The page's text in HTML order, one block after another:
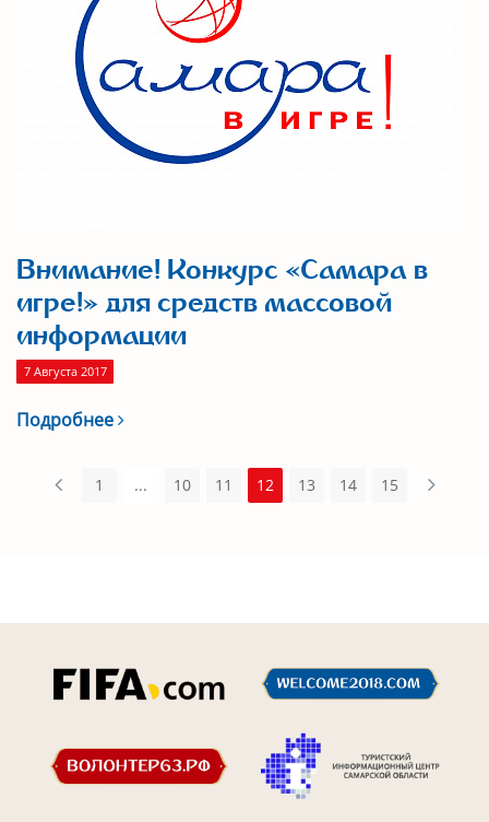
Внимание! Конкурс «Самара в
игре!» для средств массовой
информации
7 Августа 2017
Подробнее
1 ... 10 11 12 13 14 15